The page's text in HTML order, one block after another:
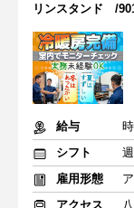
リンスタンド /
給与
シフト
雇用形態
アクセス